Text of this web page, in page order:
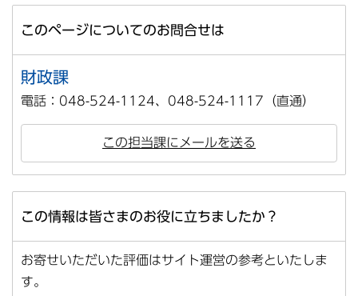
このページについてのお問合せは
財政課
電話：048-524-1124、048-524-1117（直通）
この担当課にメールを送る
この情報は皆さまのお役に立ちましたか？
お寄せいただいた評価はサイト運営の参考といたしま
す。